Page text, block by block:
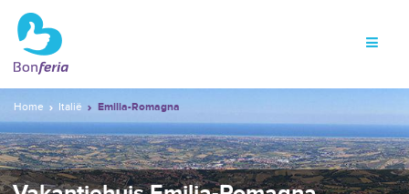
Home Italië Emilia-Romagna